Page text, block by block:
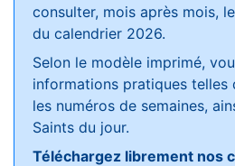
consulter, mois après mois,
du calendrier 2026.
Selon le modèle imprimé,
informations pratiques telles
les numéros de semaines,
Saints du jour.
Téléchargez librement nos